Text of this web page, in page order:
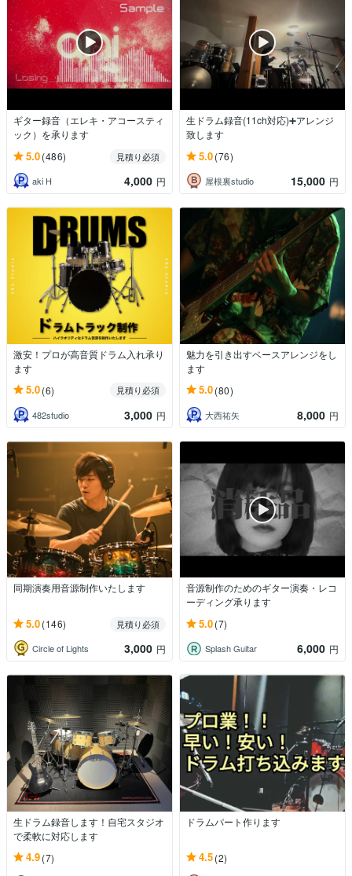
ギター録音（エレキ・アコースティ
ック）を承ります
5.0(486)
見積り必須
aki H
4,000 円
生ドラム録音(11ch対応)➕アレンジ
致します
5.0(76)
屋根裏studio 15,000 円
激安！プロが高音質ドラム入れ承り
ます
5.0(6)
見積り必須
482studio
3,000 円
魅力を引き出すベースアレンジをし
ます
5.0(80)
大西祐矢 8,000 円
同期演奏用音源制作いたします
5.0(146)
見積り必須
Circle of Lights
3,000 円
音源制作のためのギター演奏・レコ
ーディング承ります
5.0(7)
Splash Guitar 6,000 円
生ドラム録音します！自宅スタジオ
で柔軟に対応します
4.9(7)
ドラムパート作ります
4.5(2)